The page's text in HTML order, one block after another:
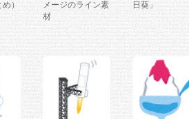
）
メージのライン素
材
日葵」